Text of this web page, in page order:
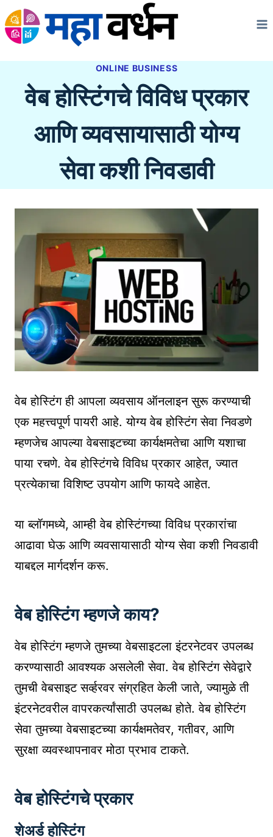
Skip
to
ONLINE BUSINESS
वेब होस्टिंगचे विविध प्रकार
आणि व्यवसायासाठी योग्य
सेवा कशी निवडावी
वेब होस्टिंग ही आपला व्यवसाय ऑनलाइन सुरू करण्याची
एक महत्त्वपूर्ण पायरी आहे. योग्य वेब होस्टिंग सेवा निवडणे
म्हणजेच आपल्या वेबसाइटच्या कार्यक्षमतेचा आणि यशाचा
पाया रचणे. वेब होस्टिंगचे विविध प्रकार आहेत, ज्यात
प्रत्येकाचा विशिष्ट उपयोग आणि फायदे आहेत.
या ब्लॉगमध्ये, आम्ही वेब होस्टिंगच्या विविध प्रकारांचा
आढावा घेऊ आणि व्यवसायासाठी योग्य सेवा कशी निवडावी
याबद्दल मार्गदर्शन करू.
वेब होस्टिंग म्हणजे काय?
वेब होस्टिंग म्हणजे तुमच्या वेबसाइटला इंटरनेटवर उपलब्ध
करण्यासाठी आवश्यक असलेली सेवा. वेब होस्टिंग सेवेद्वारे
तुमची वेबसाइट सर्व्हरवर संग्रहित केली जाते, ज्यामुळे ती
इंटरनेटवरील वापरकर्त्यांसाठी उपलब्ध होते. वेब होस्टिंग
सेवा तुमच्या वेबसाइटच्या कार्यक्षमतेवर, गतीवर, आणि
सुरक्षा व्यवस्थापनावर मोठा प्रभाव टाकते.
वेब होस्टिंगचे प्रकार
शेअर्ड होस्टिंग